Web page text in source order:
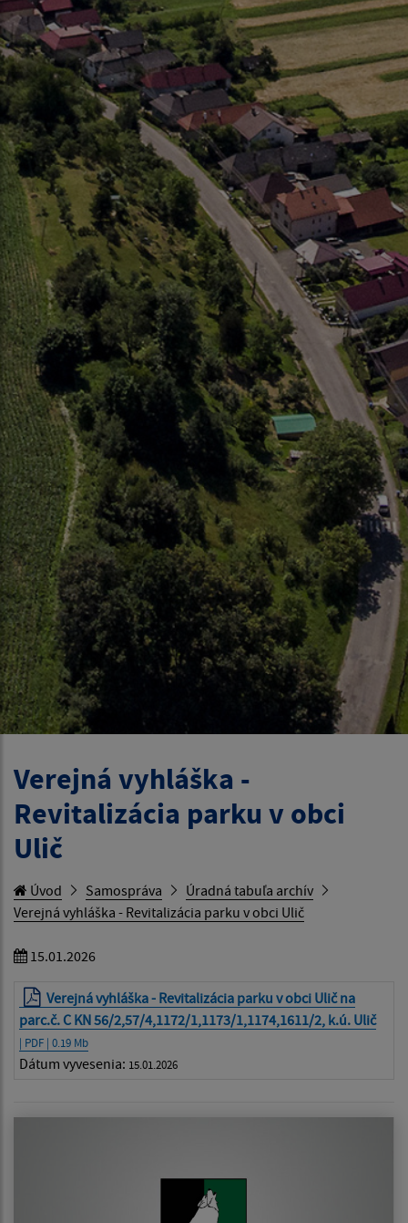
Verejná vyhláška -
Revitalizácia parku v obci
Ulič
Úvod Samospráva
Úradná tabuľa archív
Verejná vyhláška - Revitalizácia parku v obci Ulič
15.01.2026
Verejná vyhláška - Revitalizácia parku v obci Ulič na
parc.č. C KN 56/2,57/4,1172/1,1173/1,1174,1611/2, k.ú. Ulič
| PDF | 0.19 Mb
Dátum vyvesenia: 15.01.2026